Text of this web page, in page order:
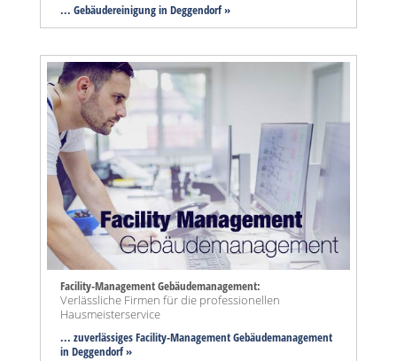
... Gebäudereinigung in Deggendorf »
Facility-Management Gebäudemanagement:
Verlässliche Firmen für die professionellen
Hausmeisterservice
... zuverlässiges Facility-Management Gebäudemanagement
in Deggendorf »